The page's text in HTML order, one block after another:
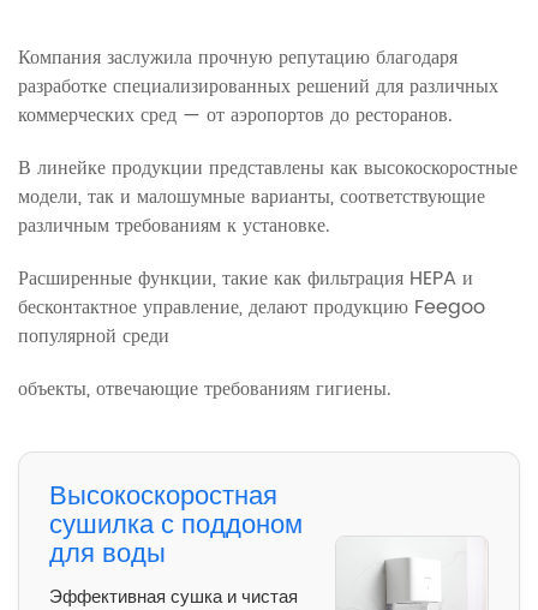
Компания заслужила прочную репутацию благодаря
разработке специализированных решений для различных
коммерческих сред — от аэропортов до ресторанов.
В линейке продукции представлены как высокоскоростные
модели, так и малошумные варианты, соответствующие
различным требованиям к установке.
Расширенные функции, такие как фильтрация HEPA и
бесконтактное управление, делают продукцию Feegoo
популярной среди
объекты, отвечающие требованиям гигиены.
Высокоскоростная
сушилка с поддоном
для воды
Эффективная сушка и чистая